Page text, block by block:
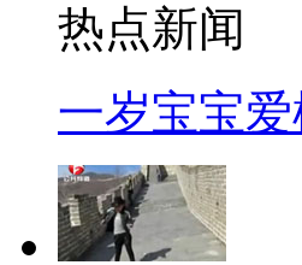
热点新闻
一岁宝宝